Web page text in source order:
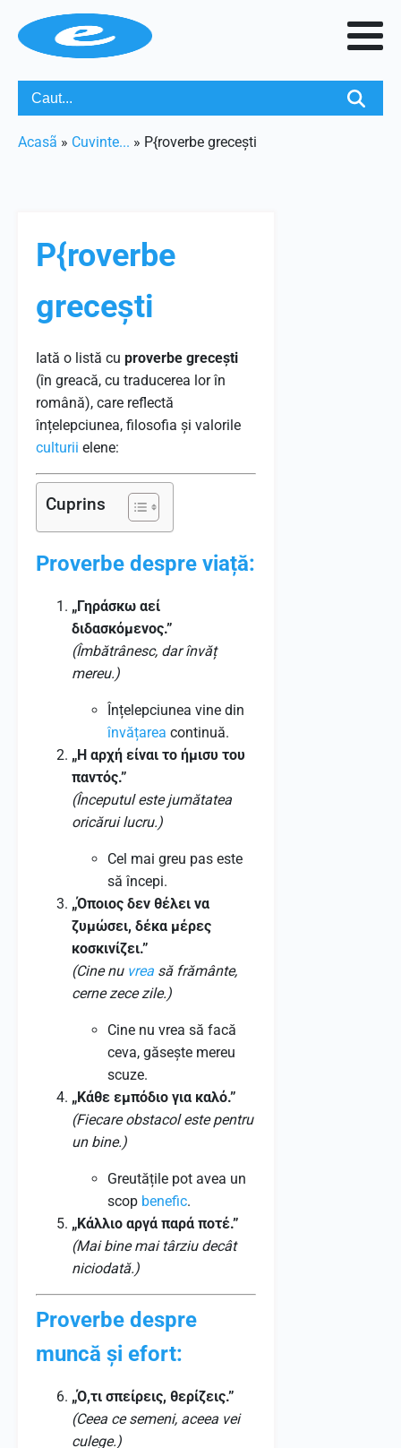
Acasã » Cuvinte... » P{roverbe grecești
P{roverbe
grecești
Iată o listă cu proverbe grecești
(în greacă, cu traducerea lor în
română), care reflectă
înțelepciunea, filosofia și valorile
culturii elene:
Cuprins
Proverbe despre viață:
„Γηράσκω αεί
διδασκόμενος.”
(Îmbătrânesc, dar învăț
mereu.)
Înțelepciunea vine din
învățarea continuă.
„Η αρχή είναι το ήμισυ του
παντός.”
(Începutul este jumătatea
oricărui lucru.)
Cel mai greu pas este
să începi.
„Όποιος δεν θέλει να
ζυμώσει, δέκα μέρες
κοσκινίζει.”
(Cine nu vrea să frământe,
cerne zece zile.)
Cine nu vrea să facă
ceva, găsește mereu
scuze.
„Κάθε εμπόδιο για καλό.”
(Fiecare obstacol este pentru
un bine.)
Greutățile pot avea un
scop benefic.
„Κάλλιο αργά παρά ποτέ.”
(Mai bine mai târziu decât
niciodată.)
Proverbe despre
muncă și efort:
„Ό,τι σπείρεις, θερίζεις.”
(Ceea ce semeni, aceea vei
culege.)